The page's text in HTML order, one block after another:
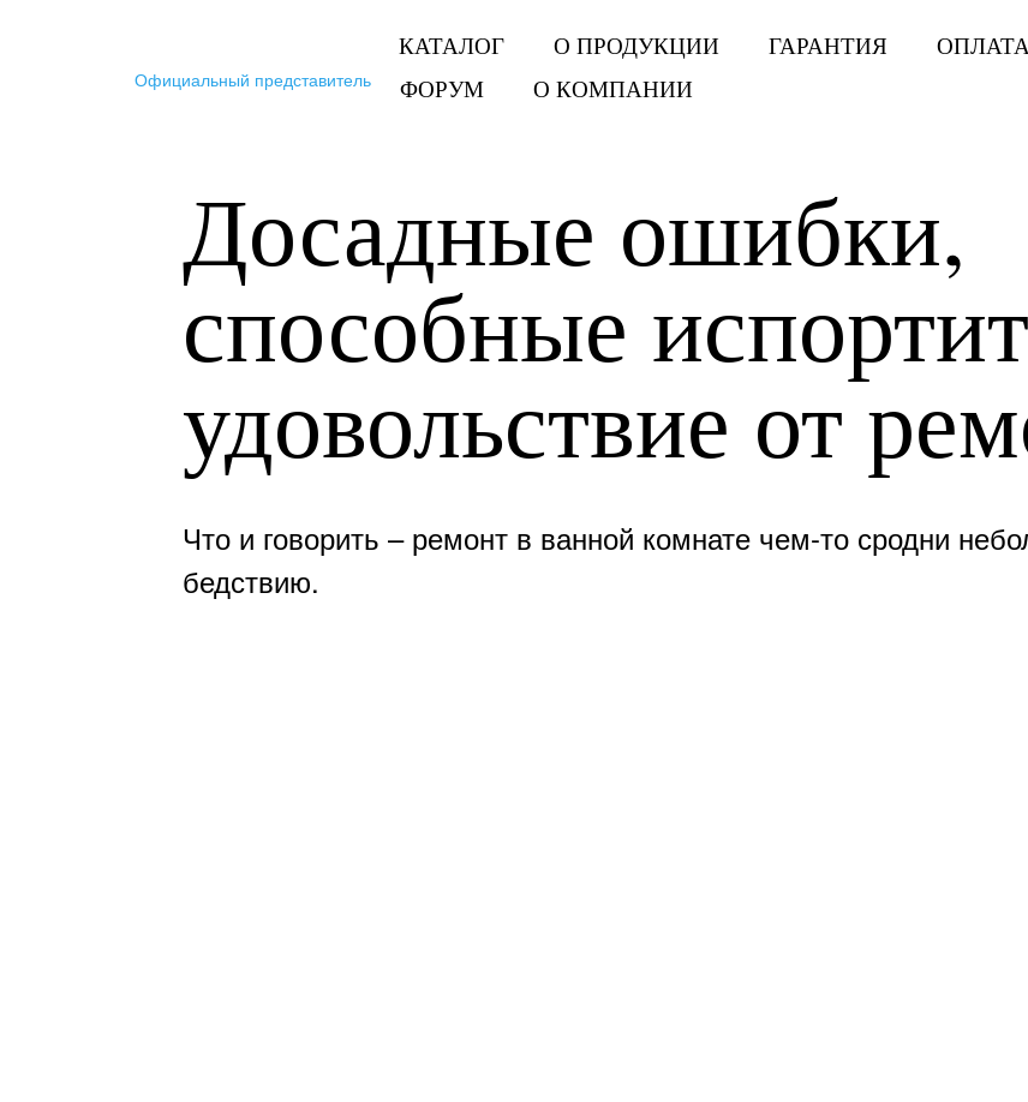
Официальный представитель Тритон в Москве и МО
КАТАЛОГ О ПРОДУКЦИИ ГАРАНТИЯ
ФОРУМ
О КОМПАНИИ
Досадные ошибки,
способные
удовольствие от
Что и говорить – ремонт в ванной комнате чем-то сродни
бедствию.